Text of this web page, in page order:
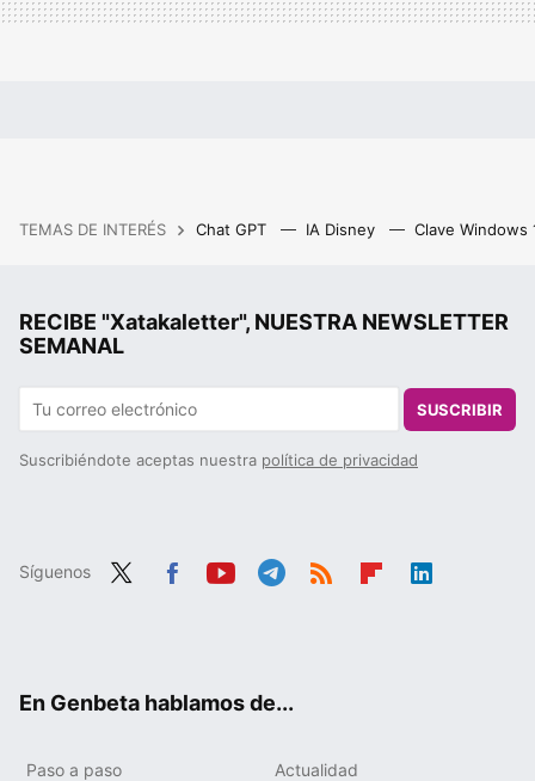
TEMAS DE INTERÉS Chat GPT IA Disney Clave Windows
RECIBE "Xatakaletter", NUESTRA NEWSLETTER
SEMANAL
SUSCRIBIR
Suscribiéndote aceptas nuestra política de privacidad
Síguenos
En Genbeta hablamos de...
Paso a paso Actualidad